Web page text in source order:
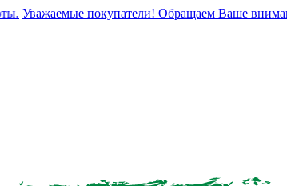
Уважаемые покупатели! Обращаем Ваше внимание,